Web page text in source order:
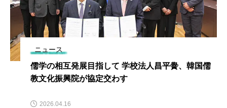
ニュース
儒学の相互発展目指して 学校法人昌平黌、韓国儒
教文化振興院が協定交わす
2026.04.16